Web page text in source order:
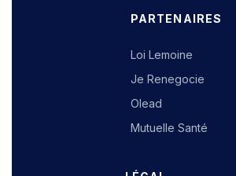
PARTENAIRES
Loi Lemoine
Je Renegocie
Olead
Mutuelle Santé